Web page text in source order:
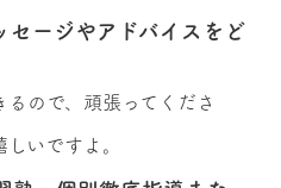
セージやアドバイスをど
ので、頑張ってくださ
いですよ。